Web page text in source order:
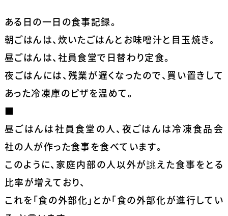
ある日の一日の食事記録。
朝ごはんは、炊いたごはんとお味噌汁と目玉焼き。
昼ごはんは、社員食堂で日替わり定食。
夜ごはんには、残業が遅くなったので、買い置きして
あった冷凍庫のピザを温めて。
■
昼ごはんは社員食堂の人、夜ごはんは冷凍食品会
社の人が作った食事を食べています。
このように、家庭内部の人以外が誂えた食事をとる
比率が増えており、
これを「食の外部化」とか「食の外部化が進行してい